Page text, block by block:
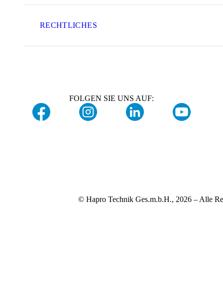
RECHTLICHES
FOLGEN SIE UNS AUF:
© Hapro Technik Ges.m.b.H., 2026 – Alle